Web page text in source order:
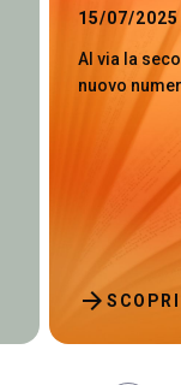
15/07/2025
Al via la
nuovo
arrow_forward